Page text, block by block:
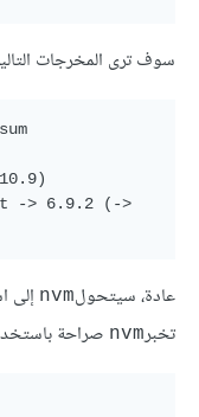
سوف ترى المخرجات
-> 6.9.2 (->
عادة، سيتحولnvm إلى
تخبرnvm صراحة